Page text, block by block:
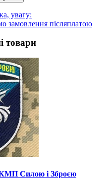
увагу:
замовлення післяплатою
товари
Силою і Зброєю